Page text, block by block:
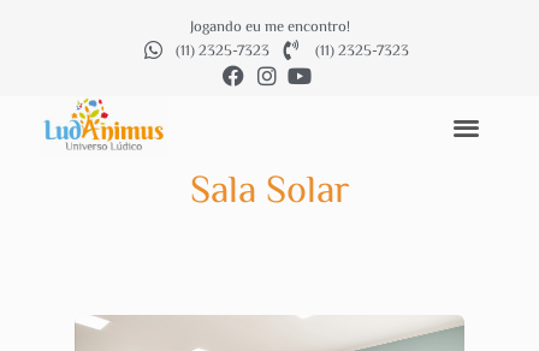
Jogando eu me encontro!
(11) 2325-7323
(11) 2325-7323
Sala Solar